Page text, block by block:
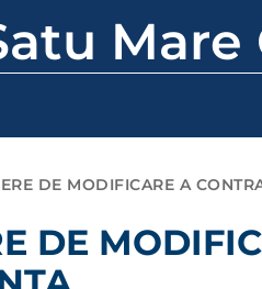
Mare
DE MODIFICARE A
DE